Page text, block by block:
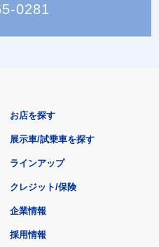
0281
お店を探す
展示車/試乗車を探す
ラインアップ
クレジット/保険
企業情報
採用情報